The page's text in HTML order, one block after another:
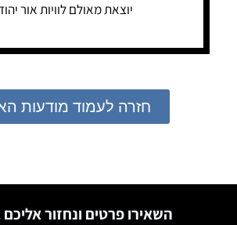
יוצאת מאולם לוויות אור
חזרה לעמוד מודעות
השאירו פרטים ונחזור